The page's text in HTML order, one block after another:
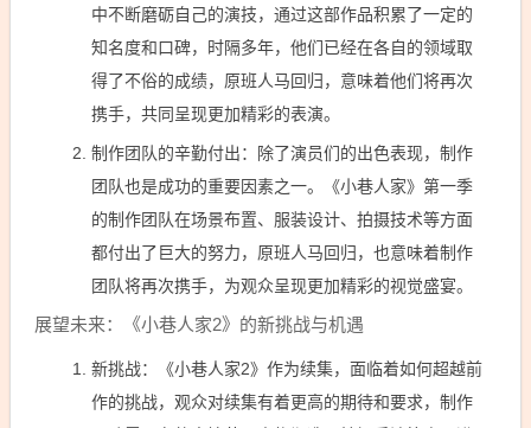
中不断磨砺自己的演技，通过这部作品积累了一定的
知名度和口碑，时隔多年，他们已经在各自的领域取
得了不俗的成绩，原班人马回归，意味着他们将再次
携手，共同呈现更加精彩的表演。
制作团队的辛勤付出：除了演员们的出色表现，制作
团队也是成功的重要因素之一。《小巷人家》第一季
的制作团队在场景布置、服装设计、拍摄技术等方面
都付出了巨大的努力，原班人马回归，也意味着制作
团队将再次携手，为观众呈现更加精彩的视觉盛宴。
展望未来：《小巷人家2》的新挑战与机遇
新挑战：《小巷人家2》作为续集，面临着如何超越前
作的挑战，观众对续集有着更高的期待和要求，制作